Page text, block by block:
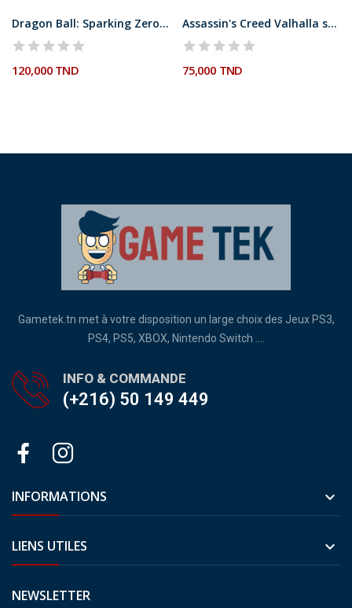
Dragon Ball: Sparking Zero PS5
120,000 TND
Assassin's Creed Valhalla sur PS5
75,000 TND
Gametek.tn met à votre disposition un large choix des Jeux PS3,
PS4, PS5, XBOX, Nintendo Switch ....
INFO & COMMANDE
(+216) 50 149 449
INFORMATIONS 
LIENS UTILES 
NEWSLETTER